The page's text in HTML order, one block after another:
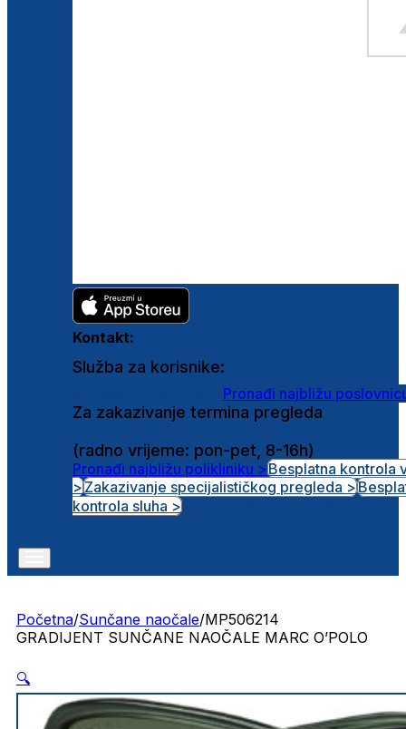
Kontakt:
Služba za korisnike:
Pronađi najbližu
Za zakazivanje termina pregleda
(radno vrijeme: pon-pet, 8-16h)
Pronađi najbližu polikliniku >Besplatna kontrola
>Zakazivanje specijalističkog pregleda >
kontrola sluha >
Početna/Sunčane naočale/MP506214
GRADIJENT SUNČANE NAOČALE MARC O’POLO
🔍